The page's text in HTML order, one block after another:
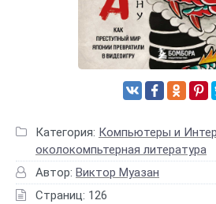
Категория: Компьютеры и
околокомпьтерная литература
Автор: Виктор Муазан
Страниц: 126